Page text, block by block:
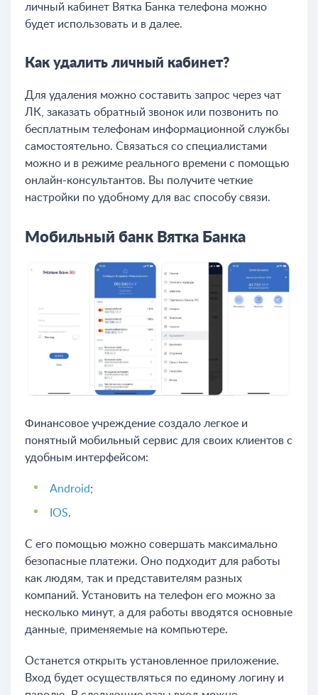
личный кабинет Вятка Банка телефона можно
будет использовать и в далее.
Как удалить личный кабинет?
Для удаления можно составить запрос через чат
ЛК, заказать обратный звонок или позвонить по
бесплатным телефонам информационной службы
самостоятельно. Связаться со специалистами
можно и в режиме реального времени с помощью
онлайн-консультантов. Вы получите четкие
настройки по удобному для вас способу связи.
Мобильный банк Вятка Банка
Финансовое учреждение создало легкое и
понятный мобильный сервис для своих клиентов с
удобным интерфейсом:
Android;
IOS.
С его помощью можно совершать максимально
безопасные платежи. Оно подходит для работы
как людям, так и представителям разных
компаний. Установить на телефон его можно за
несколько минут, а для работы вводятся основные
данные, применяемые на компьютере.
Останется открыть установленное приложение.
Вход будет осуществляться по единому логину и